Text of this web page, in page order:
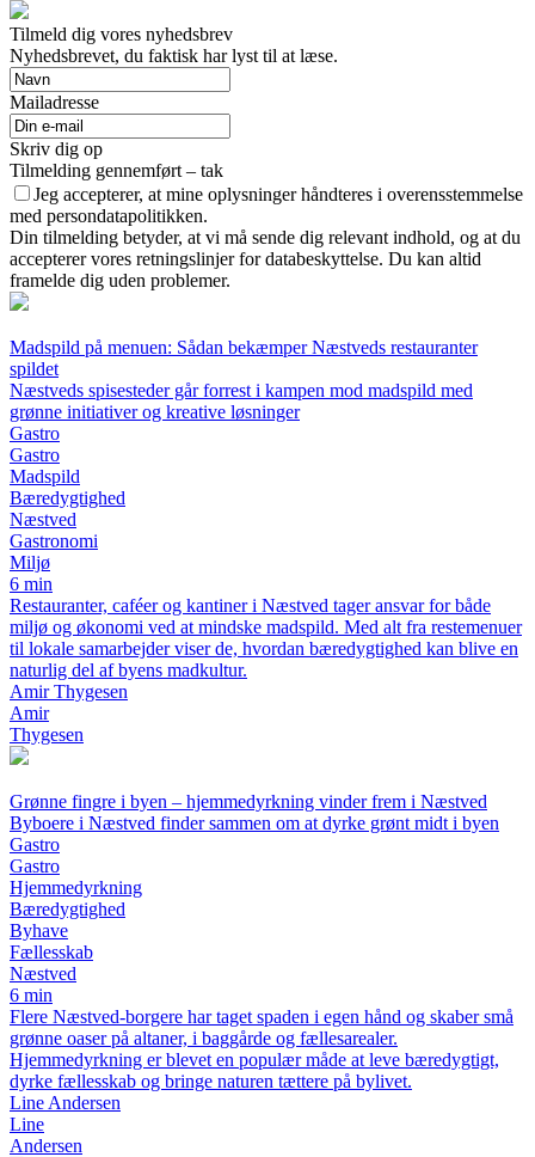
Tilmeld dig vores nyhedsbrev
Nyhedsbrevet, du faktisk har lyst til at læse.
Mailadresse
Skriv dig op
Tilmelding gennemført – tak
Jeg accepterer, at mine oplysninger håndteres i overensstemmelse
med persondatapolitikken.
Din tilmelding betyder, at vi må sende dig relevant indhold, og at du
accepterer vores retningslinjer for databeskyttelse. Du kan altid
framelde dig uden problemer.
Madspild på menuen: Sådan bekæmper Næstveds restauranter
spildet
Næstveds spisesteder går forrest i kampen mod madspild med
grønne initiativer og kreative løsninger
Gastro
Gastro
Madspild
Bæredygtighed
Næstved
Gastronomi
Miljø
6 min
Restauranter, caféer og kantiner i Næstved tager ansvar for både
miljø og økonomi ved at mindske madspild. Med alt fra restemenuer
til lokale samarbejder viser de, hvordan bæredygtighed kan blive en
naturlig del af byens madkultur.
Amir Thygesen
Amir
Thygesen
Grønne fingre i byen – hjemmedyrkning vinder frem i Næstved
Byboere i Næstved finder sammen om at dyrke grønt midt i byen
Gastro
Gastro
Hjemmedyrkning
Bæredygtighed
Byhave
Fællesskab
Næstved
6 min
Flere Næstved-borgere har taget spaden i egen hånd og skaber små
grønne oaser på altaner, i baggårde og fællesarealer.
Hjemmedyrkning er blevet en populær måde at leve bæredygtigt,
dyrke fællesskab og bringe naturen tættere på bylivet.
Line Andersen
Line
Andersen